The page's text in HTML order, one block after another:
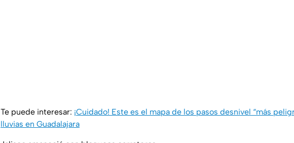
Te puede interesar: ¡Cuidado! Este es el mapa de los pasos desnivel “más
lluvias en Guadalajara